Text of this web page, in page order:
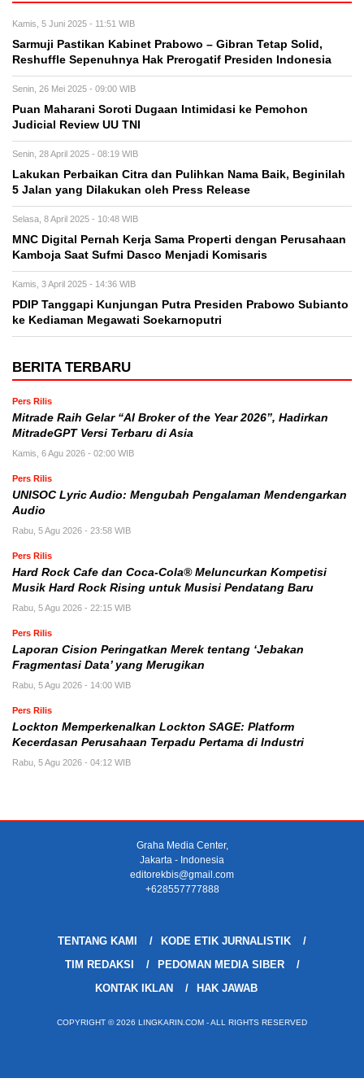
Kamis, 5 Juni 2025 - 11:51 WIB
Sarmuji Pastikan Kabinet Prabowo – Gibran Tetap Solid,
Reshuffle Sepenuhnya Hak Prerogatif Presiden Indonesia
Senin, 26 Mei 2025 - 09:00 WIB
Puan Maharani Soroti Dugaan Intimidasi ke Pemohon
Judicial Review UU TNI
Senin, 28 April 2025 - 08:19 WIB
Lakukan Perbaikan Citra dan Pulihkan Nama Baik, Beginilah
5 Jalan yang Dilakukan oleh Press Release
Selasa, 8 April 2025 - 10:48 WIB
MNC Digital Pernah Kerja Sama Properti dengan Perusahaan
Kamboja Saat Sufmi Dasco Menjadi Komisaris
Kamis, 3 April 2025 - 14:36 WIB
PDIP Tanggapi Kunjungan Putra Presiden Prabowo Subianto
ke Kediaman Megawati Soekarnoputri
BERITA TERBARU
Pers Rilis
Mitrade Raih Gelar “AI Broker of the Year 2026”, Hadirkan
MitradeGPT Versi Terbaru di Asia
Kamis, 6 Agu 2026 - 02:00 WIB
Pers Rilis
UNISOC Lyric Audio: Mengubah Pengalaman Mendengarkan
Audio
Rabu, 5 Agu 2026 - 23:58 WIB
Pers Rilis
Hard Rock Cafe dan Coca-Cola® Meluncurkan Kompetisi
Musik Hard Rock Rising untuk Musisi Pendatang Baru
Rabu, 5 Agu 2026 - 22:15 WIB
Pers Rilis
Laporan Cision Peringatkan Merek tentang ‘Jebakan
Fragmentasi Data’ yang Merugikan
Rabu, 5 Agu 2026 - 14:00 WIB
Pers Rilis
Lockton Memperkenalkan Lockton SAGE: Platform
Kecerdasan Perusahaan Terpadu Pertama di Industri
Rabu, 5 Agu 2026 - 04:12 WIB
Graha Media Center,
Jakarta - Indonesia
editorekbis@gmail.com
+628557777888
TENTANG KAMI
KODE ETIK JURNALISTIK
TIM REDAKSI
PEDOMAN MEDIA SIBER
KONTAK IKLAN
HAK JAWAB
COPYRIGHT © 2026 LINGKARIN.COM - ALL RIGHTS RESERVED